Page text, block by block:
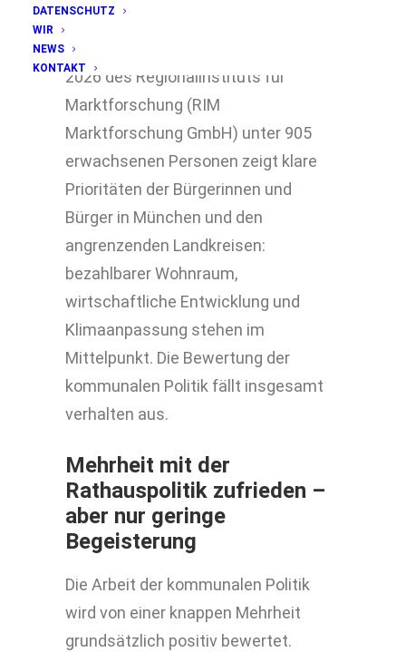
DATENSCHUTZ
WIR
NEWS
KONTAKT
München, 07.07.2026
repräsentative Frühjahrsumfrage
2026 des Regionalinstituts für
Marktforschung (RIM
Marktforschung GmbH) unter 905
erwachsenen Personen zeigt klare
Prioritäten der Bürgerinnen und
Bürger in München und den
angrenzenden Landkreisen:
bezahlbarer Wohnraum,
wirtschaftliche Entwicklung und
Klimaanpassung stehen im
Mittelpunkt. Die Bewertung der
kommunalen Politik fällt insgesamt
verhalten aus.
Mehrheit mit der
Rathauspolitik zufrieden –
aber nur geringe
Begeisterung
Die Arbeit der kommunalen Politik
wird von einer knappen Mehrheit
grundsätzlich positiv bewertet.